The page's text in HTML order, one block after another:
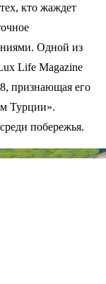
кто жаждет
Одной из
Life Magazine
признающая его
Турции».
побережья.